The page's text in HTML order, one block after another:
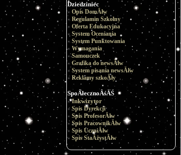
Dziedziniec
Opis DomĂłw
Regulamin Szkolny
Oferta Edukacyjna
System Oceniania
System Punktowania
Wymagania
Samouczek
Grafika do newsĂłw
System pisania newsĂłw
Reklamy szkoÂły
SpoÂłecznoÂśĂŚ
Inkwizytor
Spis Dyrekcji
Spis ProfesorĂłw
Spis PracownikĂłw
Spis UczniĂłw
Spis StaÂżystĂłw